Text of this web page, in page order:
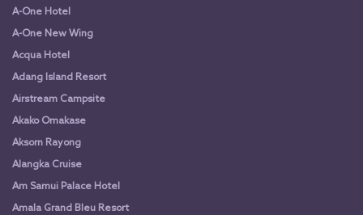
A-One Hotel
A-One New Wing
Acqua Hotel
Adang Island Resort
Airstream Campsite
Akako Omakase
Aksorn Rayong
Alangka Cruise
Am Samui Palace Hotel
Amala Grand Bleu Resort